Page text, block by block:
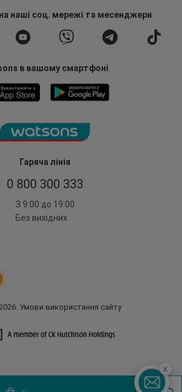
Гаряча лінія
0 800 300 333
З 9:00 до 19:00
Без вихідних
наші соц. мережі та месенджери
в вашому смартфоні
Умови використання сайту
x